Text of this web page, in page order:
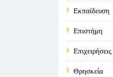
Εκπαίδευση
Επιστήμη
Επιχειρήσεις
Θρησκεία